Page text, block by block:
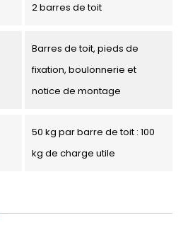
2 barres de toit
Barres de toit, pieds de
fixation, boulonnerie et
notice de montage
50 kg par barre de toit : 100
kg de charge utile